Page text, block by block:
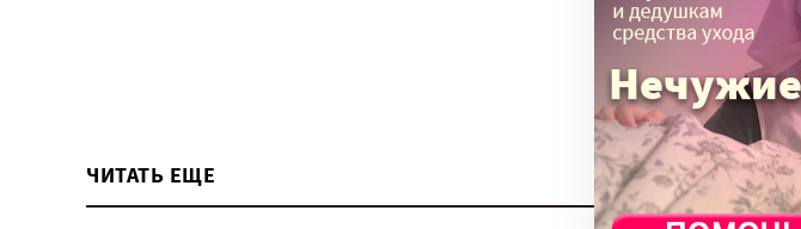
ЧИТАТЬ ЕЩЕ